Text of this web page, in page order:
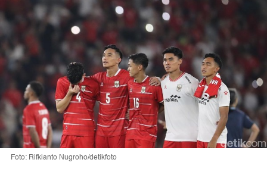
Foto: Rifkianto Nugroho/detikfoto